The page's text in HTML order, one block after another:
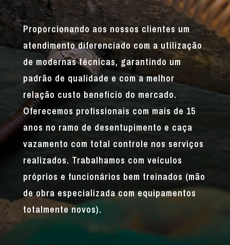
Proporcionando aos nossos clientes um
atendimento diferenciado com a utilização
de modernas técnicas, garantindo um
padrão de qualidade e com a melhor
relação custo beneficio do mercado.
Oferecemos profissionais com mais de 15
anos no ramo de desentupimento e caça
vazamento com total controle nos serviços
realizados. Trabalhamos com veículos
próprios e funcionários bem treinados (mão
de obra especializada com equipamentos
totalmente novos).